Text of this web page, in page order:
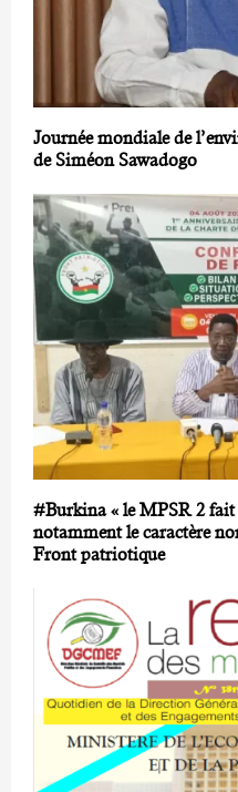
Journée mondiale de
de Siméon Sawadogo
#Burkina « le MPSR 2 fait
notamment le caractère
Front patriotique